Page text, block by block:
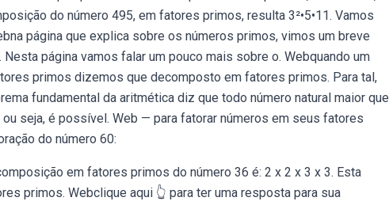
do número 495, em fatores primos, resulta 3²•5•11. Vamos
página que explica sobre os números primos, vimos um breve
página vamos falar um pouco mais sobre o. Webquando um
primos dizemos que decomposto em fatores primos. Para tal,
fundamental da aritmética diz que todo número natural maior que
seja, é possível. Web — para fatorar números em seus fatores
do número 60:
em fatores primos do número 36 é: 2 x 2 x 3 x 3. Esta
primos. Webclique aqui 👆 para ter uma resposta para sua